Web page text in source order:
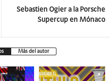
Sebastien Ogier a la Porsche
Supercup en Mónaco
Más del autor